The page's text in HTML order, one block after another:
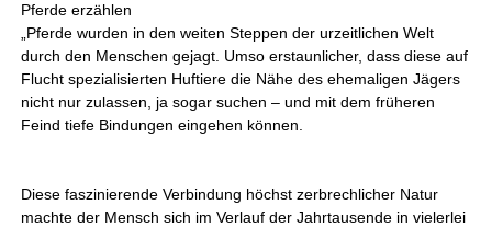
Pferde erzählen
„Pferde wurden in den weiten Steppen der urzeitlichen Welt
durch den Menschen gejagt. Umso erstaunlicher, dass diese auf
Flucht spezialisierten Huftiere die Nähe des ehemaligen Jägers
nicht nur zulassen, ja sogar suchen – und mit dem früheren
Feind tiefe Bindungen eingehen können.
Diese faszinierende Verbindung höchst zerbrechlicher Natur
machte der Mensch sich im Verlauf der Jahrtausende in vielerlei